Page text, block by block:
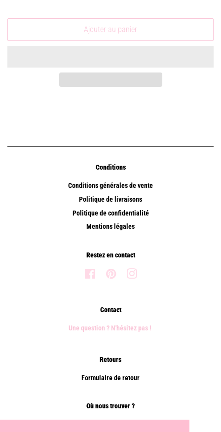
Ajouter au panier
Conditions
Conditions générales de vente
Politique de livraisons
Politique de confidentialité
Mentions légales
Restez en contact
Facebook Pinterest
Contact
Une question ? N'hésitez pas !
Retours
Formulaire de retour
Où nous trouver ?